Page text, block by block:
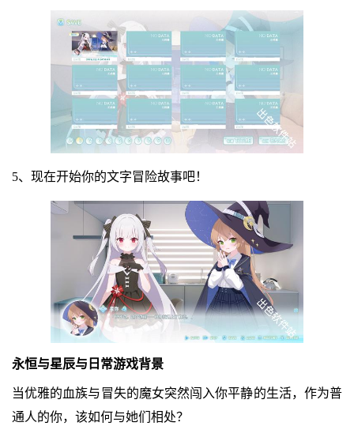
5、现在开始你的文字冒险故事吧！
永恒与星辰与日常游戏背景
当优雅的血族与冒失的魔女突然闯入你平静的生活，作为普
通人的你，该如何与她们相处？